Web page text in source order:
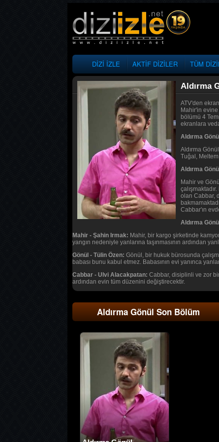
DİZİ İZLE AKTİF DİZİLER TÜM
Aldırma
ATV'den
Mahir'in evine
bölümü 4
ekranlara
Aldırma
Aldırma
Tuğal,
Aldırma
Mahir ve
olan Cabbar,
Cabbar'ın
Aldırma
Mahir - Şahin Irmak: Mahir, bir kargo şirketinde
yangın nedeniyle yanlarına taşınmasının ardından
Gönül - Tülin Özen: Gönül, bir hukuk bürosunda
babası bunu kabul etmez. Babasının evi yanınca
Cabbar - Ulvi Alacakpatan: Cabbar, disiplinli ve zor bir
ardından evin tüm düzenini değiştirecektir.
Aldırma Gönül Son Bölüm